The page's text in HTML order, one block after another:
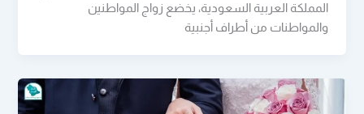
المملكة العربية السعودية، يخضع زواج المواطنين
والمواطنات من أطراف أجنبية